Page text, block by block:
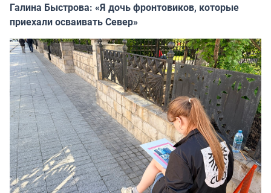
Галина Быстрова: «Я дочь фронтовиков, которые
приехали осваивать Север»